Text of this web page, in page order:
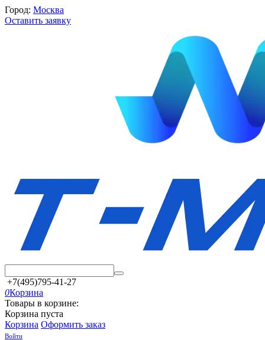
Город: Москва
Оставить заявку
+7(495)795-41-27
0Корзина
Товары в корзине:
Корзина пуста
Корзина Оформить заказ
Войти